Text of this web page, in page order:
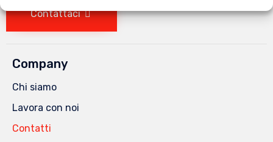
Contattaci
Company
Chi siamo
Lavora con noi
Contatti